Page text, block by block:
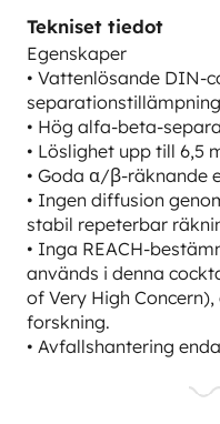
Tekniset tiedot
Egenskaper
• Vattenlösande DIN-
• Hög alfa-beta-
• Löslighet upp till 6,5
• Goda α/β-räknande
• Ingen diffusion
stabil repeterbar
• Inga REACH-
används i denna
of Very High
forskning.
• Avfallshantering